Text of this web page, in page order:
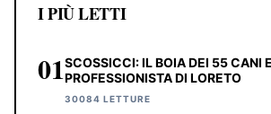
I PIÙ LETTI
01SCOSSICCI: IL BOIA DEI 55 CANI
PROFESSIONISTA DI LORETO
30084 LETTURE